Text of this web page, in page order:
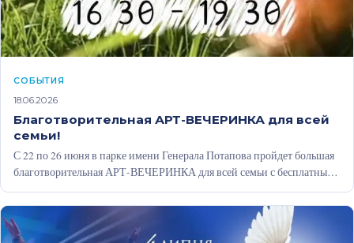
CОБЫТИЯ
18.06.2026
Благотворительная АРТ-ВЕЧЕРИНКА для всей
семьи!
С 22 по 26 июня в парке имени Генерала Потапова пройдет большая
благотворительная АРТ-ВЕЧЕРИНКА для всей семьи с бесплатными
мастер-классами,…